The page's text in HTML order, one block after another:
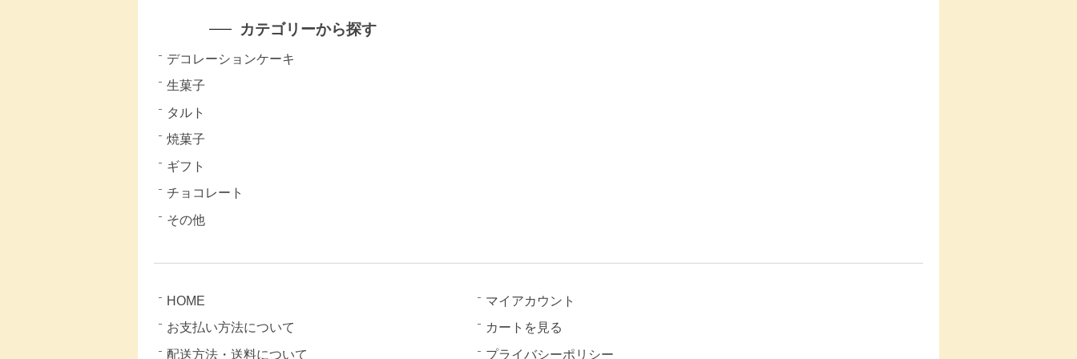
カテゴリーから探す
デコレーションケーキ
生菓子
タルト
焼菓子
ギフト
チョコレート
その他
HOME
お支払い方法について
配送方法・送料について
マイアカウント
カートを見る
プライバシーポリシー